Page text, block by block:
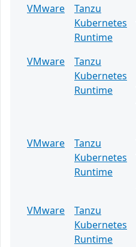
VMware
Tanzu
Kubernetes
Runtime
VMware
Tanzu
Kubernetes
Runtime
VMware
Tanzu
Kubernetes
Runtime
VMware
Tanzu
Kubernetes
Runtime